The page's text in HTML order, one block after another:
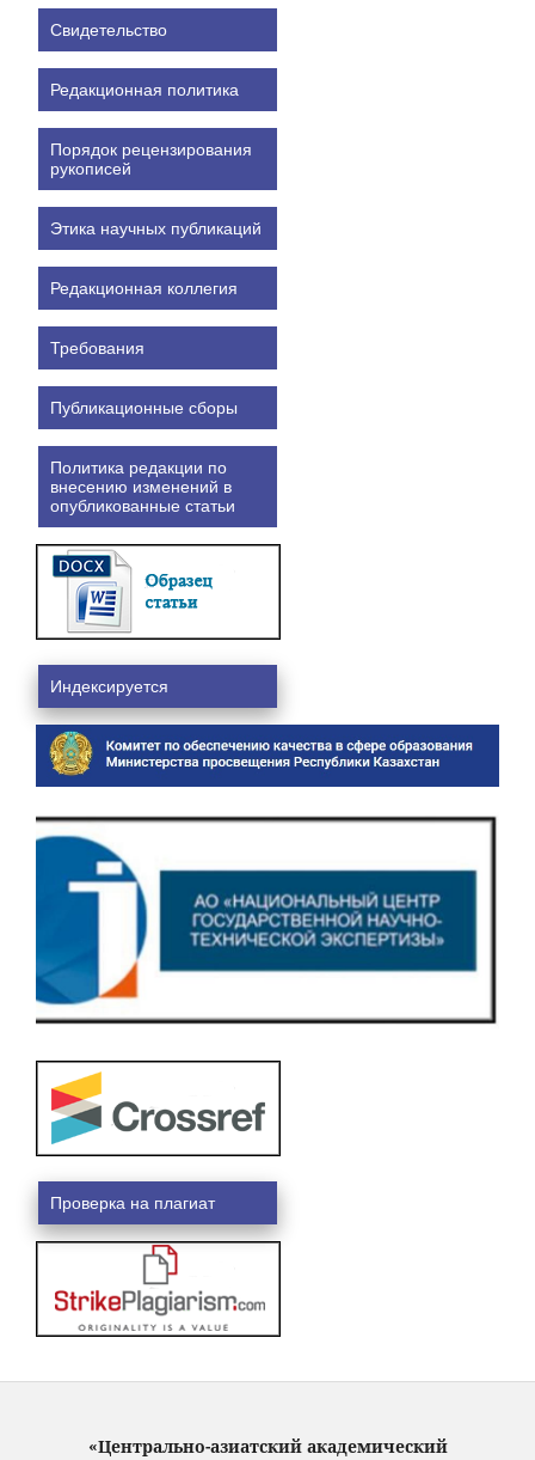
Свидетельство
Редакционная политика
Порядок рецензирования
рукописей
Этика научных публикаций
Редакционная коллегия
Требования
Публикационные сборы
Политика редакции по
внесению изменений в
опубликованные статьи
Индексируется
Проверка на плагиат
«Центрально-азиатский академический